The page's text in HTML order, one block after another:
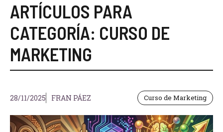
ARTÍCULOS PARA
CATEGORÍA: CURSO DE
MARKETING
28/11/2025 FRAN PÁEZ Curso de Marketing